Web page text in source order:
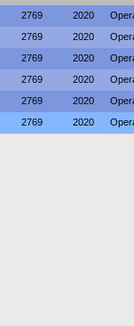
2769 2020
2769 2020
2769 2020
2769 2020
2769 2020
2769 2020